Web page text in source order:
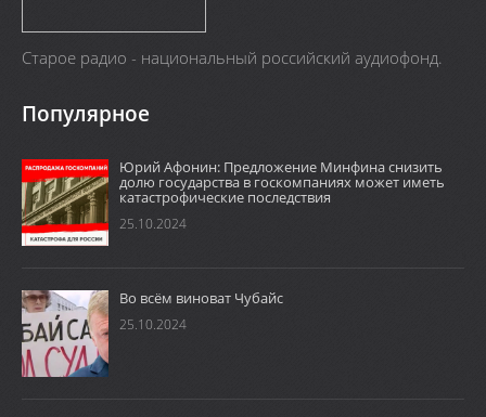
Старое радио - национальный российский аудиофонд.
Популярное
Юрий Афонин: Предложение Минфина снизить
долю государства в госкомпаниях может иметь
катастрофические последствия
25.10.2024
Во всём виноват Чубайс
25.10.2024